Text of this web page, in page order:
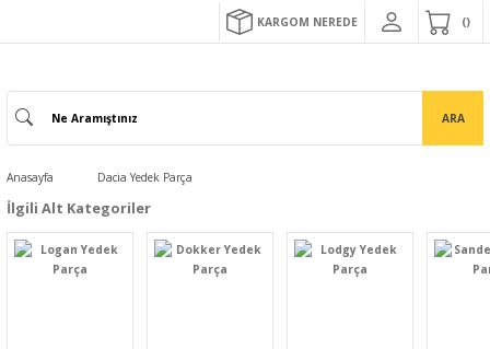
KARGOM NEREDE
ARA
Anasayfa Dacia Yedek Parça
İlgili Alt Kategoriler